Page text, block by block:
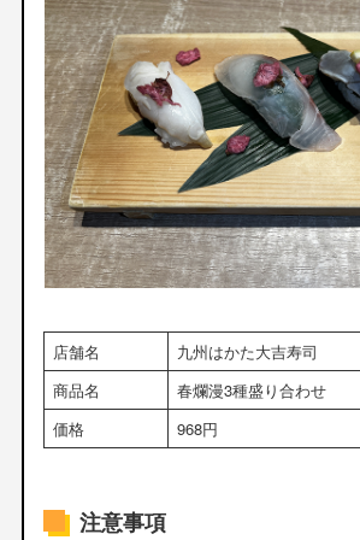
店舗名
九州はかた大吉寿司
商品名
春爛漫3種盛り合わせ
価格
968円
注意事項